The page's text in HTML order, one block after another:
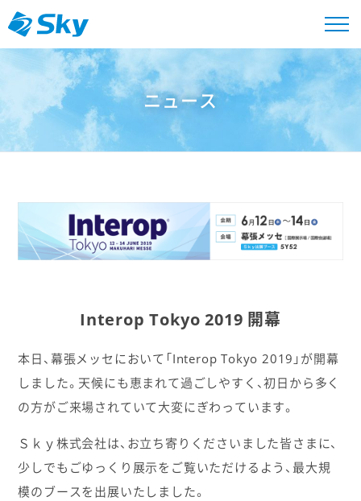
ニュース
Interop Tokyo 2019 開幕
本日、幕張メッセにおいて「Interop Tokyo 2019」が開幕
しました。天候にも恵まれて過ごしやすく、初日から多く
の方がご来場されていて大変にぎわっています。
Ｓｋｙ株式会社は、お立ち寄りくださいました皆さまに、
少しでもごゆっくり展示をご覧いただけるよう、最大規
模のブースを出展いたしました。